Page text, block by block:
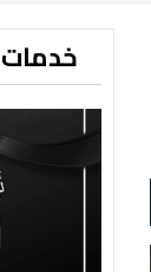
خدمات